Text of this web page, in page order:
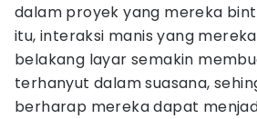
dalam proyek yang mereka
itu, interaksi manis yang
belakang layar semakin
terhanyut dalam suasana,
berharap mereka dapat